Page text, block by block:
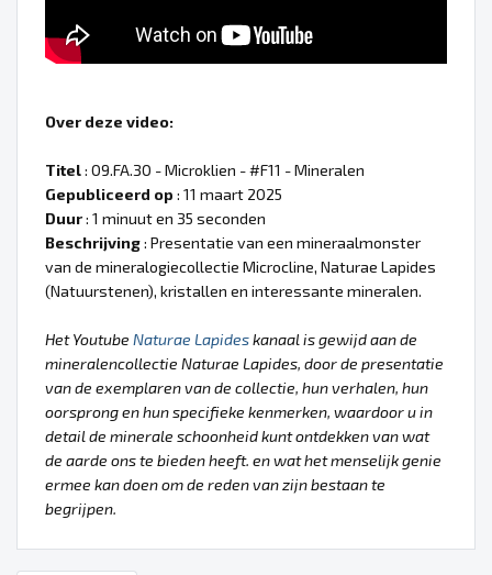
Over deze video:
Titel: 09.FA.30 - Microklien - #F11 - Mineralen
Gepubliceerd op : 11 maart 2025
Duur: 1 minuut en 35 seconden
Beschrijving: Presentatie van een mineraalmonster
van de mineralogiecollectie Microcline, Naturae Lapides
(Natuurstenen), kristallen en interessante mineralen.
Het Youtube Naturae Lapideskanaal is gewijd aan de
mineralencollectie Naturae Lapides, door de presentatie
van de exemplaren van de collectie, hun verhalen, hun
oorsprong en hun specifieke kenmerken, waardoor u in
detail de minerale schoonheid kunt ontdekken van wat
de aarde ons te bieden heeft. en wat het menselijk genie
ermee kan doen om de reden van zijn bestaan te
begrijpen.